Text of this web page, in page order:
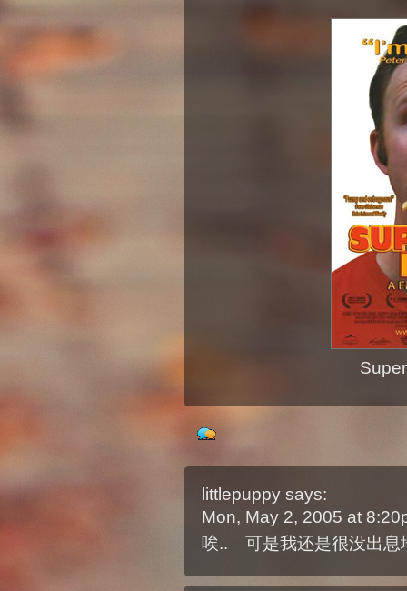
littlepuppy says:
Mon, May 2, 2005 at
唉.. 可是我还是很没出